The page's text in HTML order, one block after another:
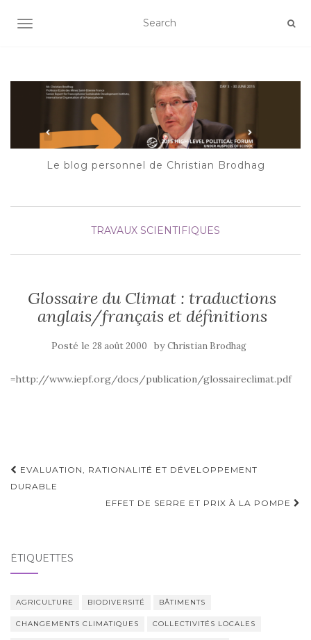
AFFICHER/MASQUER LA NAVIGATION
Le blog personnel de Christian Brodhag
TRAVAUX SCIENTIFIQUES
Glossaire du Climat : traductions
anglais/français et définitions
Posté le 28 août 2000 byChristian Brodhag
=http://www.iepf.org/docs/publication/glossaireclimat.pdf
Navigation
d'article
EVALUATION, RATIONALITÉ ET DÉVELOPPEMENT
DURABLE
EFFET DE SERRE ET PRIX À LA POMPE
ÉTIQUETTES
AGRICULTURE BIODIVERSITÉ BÂTIMENTS
CHANGEMENTS CLIMATIQUES COLLECTIVITÉS LOCALES